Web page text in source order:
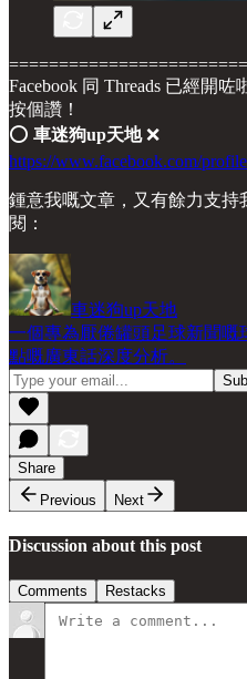
Facebook 同 Threads 已經開
按個讚！
⭕️ 車迷狗up天地❌
https://www.facebook.com/
鍾意我嘅文章，又有餘力支持
閱：
車迷狗up天地
一個專為厭倦罐頭足球新聞
點嘅廣東話深度分析。
Share
Previous
Next
Discussion about this post
Comments Restacks